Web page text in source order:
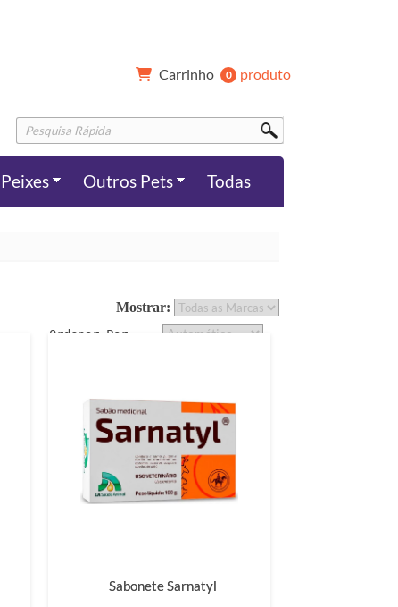
Carrinho 0 produto
Peixes Outros Pets Todas
Mostrar:
Sabonete Sarnatyl